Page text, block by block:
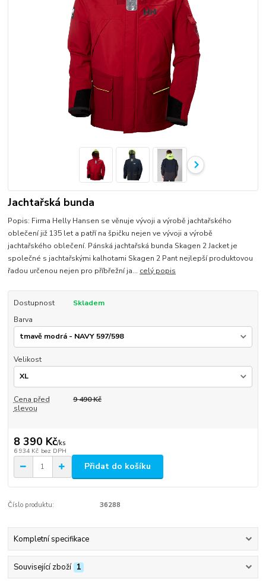
Jachtařská bunda
Popis: Firma Helly Hansen se věnuje vývoji a výrobě jachtařského
oblečení již 135 let a patří na špičku nejen ve vývoji a výrobě
jachtařského oblečení. Pánská jachtařská bunda Skagen 2 Jacket je
společné s jachtařskými kalhotami Skagen 2 Pant nejlepší produktovou
řadou určenou nejen pro příbřežní ja... celý popis
Dostupnost
Skladem
Barva
Velikost
Cena před
slevou
9 490 Kč
8 390 Kč/ks
6 934 Kč bez DPH
Přidat do košíku
Číslo produktu: 36288
Kompletní specifikace
Související zboží 1